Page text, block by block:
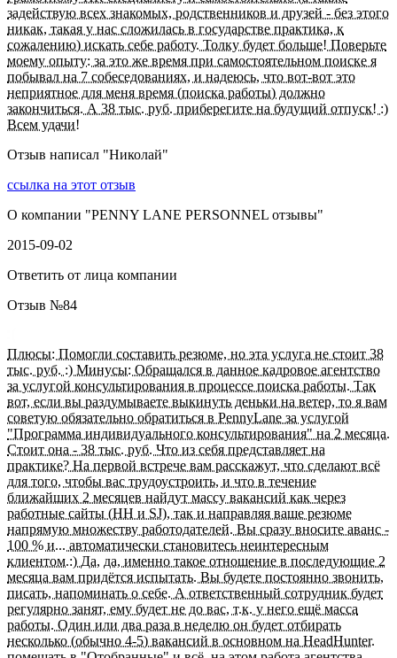
задействую всех знакомых, родственников и друзей - без этого
никак, такая у нас сложилась в государстве практика, к
сожалению) искать себе работу. Толку будет больше! Поверьте
моему опыту: за это же время при самостоятельном поиске я
побывал на 7 собеседованиях, и надеюсь, что вот-вот это
неприятное для меня время (поиска работы) должно
закончиться. А 38 тыс. руб. приберегите на будущий отпуск! :)
Всем удачи!
Отзыв написал "Николай"
ссылка на этот отзыв
О компании "PENNY LANE PERSONNEL отзывы"
2015-09-02
Ответить от лица компании
Отзыв №84
Плюсы: Помогли составить резюме, но эта услуга не стоит 38
тыс. руб. :) Минусы: Обращался в данное кадровое агентство
за услугой консультирования в процессе поиска работы. Так
вот, если вы раздумываете выкинуть деньки на ветер, то я вам
советую обязательно обратиться в PennyLane за услугой
"Программа индивидуального консультирования" на 2 месяца.
Стоит она - 38 тыс. руб. Что из себя представляет на
практике? На первой встрече вам расскажут, что сделают всё
для того, чтобы вас трудоустроить, и что в течение
ближайших 2 месяцев найдут массу вакансий как через
работные сайты (HH и SJ), так и направляя ваше резюме
напрямую множеству работодателей. Вы сразу вносите аванс -
100 % и... автоматически становитесь неинтересным
клиентом.:) Да, да, именно такое отношение в последующие 2
месяца вам придётся испытать. Вы будете постоянно звонить,
писать, напоминать о себе. А ответственный сотрудник будет
регулярно занят, ему будет не до вас, т.к. у него ещё масса
работы. Один или два раза в неделю он будет отбирать
несколько (обычно 4-5) вакансий в основном на HeadHunter.